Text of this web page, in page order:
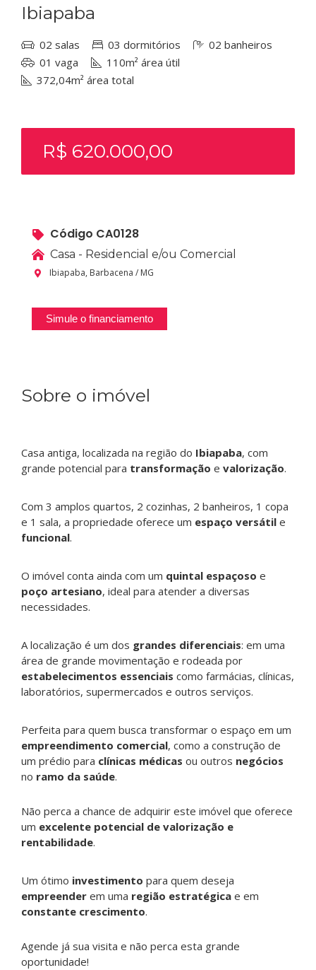
Ibiapaba
02 salas 03 dormitórios
02 banheiros
01 vaga
110m² área útil
372,04m² área total
R$ 620.000,00
Código CA0128
Casa - Residencial e/ou Comercial
Ibiapaba, Barbacena / MG
Simule o financiamento
Sobre o imóvel
Casa antiga, localizada na região do Ibiapaba, com
grande potencial para transformação e valorização.
Com 3 amplos quartos, 2 cozinhas, 2 banheiros, 1 copa
e 1 sala, a propriedade oferece um espaço versátil e
funcional.
O imóvel conta ainda com um quintal espaçoso e
poço artesiano, ideal para atender a diversas
necessidades.
A localização é um dos grandes diferenciais: em uma
área de grande movimentação e rodeada por
estabelecimentos essenciais como farmácias, clínicas,
laboratórios, supermercados e outros serviços.
Perfeita para quem busca transformar o espaço em um
empreendimento comercial, como a construção de
um prédio para clínicas médicas ou outros negócios
no ramo da saúde.
Não perca a chance de adquirir este imóvel que oferece
um excelente potencial de valorização e
rentabilidade.
Um ótimo investimento para quem deseja
empreender em uma região estratégica e em
constante crescimento.
Agende já sua visita e não perca esta grande
oportunidade!